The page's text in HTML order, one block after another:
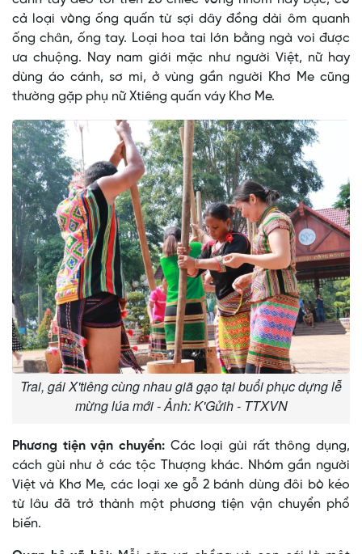
cả loại vòng ống quấn từ sợi dây đồng dài ôm quanh
ống chân, ống tay. Loại hoa tai lớn bằng ngà voi được
ưa chuộng. Nay nam giới mặc như người Việt, nữ hay
dùng áo cánh, sơ mi, ở vùng gần người Khơ Me cũng
thường gặp phụ nữ Xtiêng quấn váy Khơ Me.
Trai, gái X'tiêng cùng nhau giã gạo tại buổi phục dựng lễ
mừng lúa mới - Ảnh: K'Gửih - TTXVN
Phương tiện vận chuyển: Các loại gùi rất thông dụng,
cách gùi như ở các tộc Thượng khác. Nhóm gần người
Việt và Khơ Me, các loại xe gỗ 2 bánh dùng đôi bò kéo
từ lâu đã trở thành một phương tiện vận chuyển phổ
biến.